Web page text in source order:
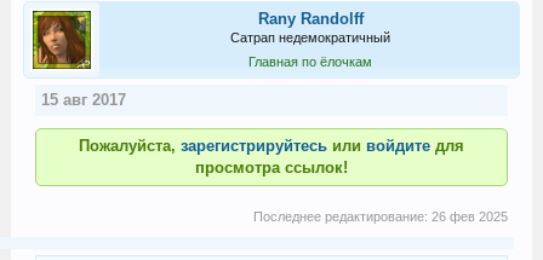
Rany Randolff
Сатрап недемократичный
Главная по ёлочкам
15 авг 2017
Пожалуйста, зарегистрируйтесь или войдите для
просмотра ссылок!
Последнее редактирование:26 фев 2025